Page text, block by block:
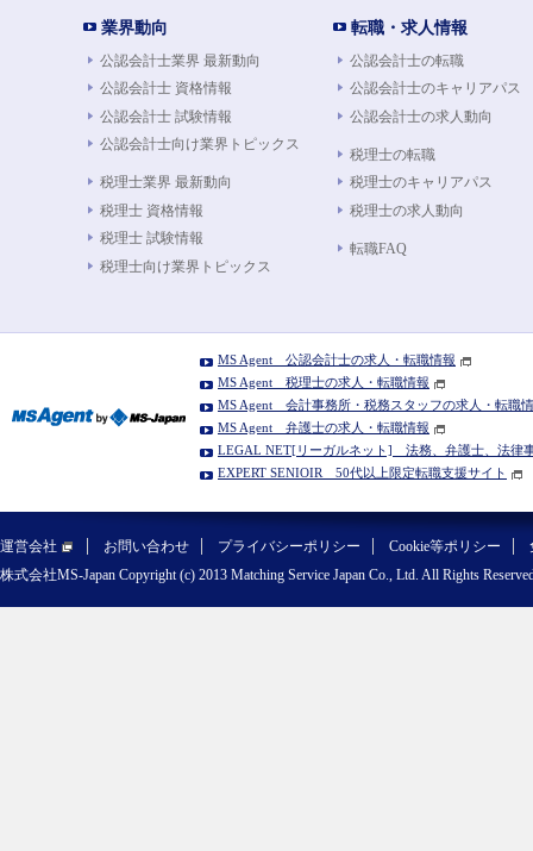
業界動向
公認会計士業界 最新動向
公認会計士 資格情報
公認会計士 試験情報
公認会計士向け業界トピックス
税理士業界 最新動向
税理士 資格情報
税理士 試験情報
税理士向け業界トピックス
転職・求人情報
公認会計士の転職
公認会計士のキャリアパス
公認会計士の求人動向
税理士の転職
税理士のキャリアパス
税理士の求人動向
転職FAQ
MS Agent 公認会計士の求人・転職情報
MS Agent 税理士の求人・転職情報
MS Agent 会計事務所・税務スタッフの求人・転職
MS Agent 弁護士の求人・転職情報
LEGAL NET[リーガルネット] 法務、弁護士、法律
EXPERT SENIOIR 50代以上限定転職支援サイト
運営会社 お問い合わせ プライバシーポリシー Cookie等ポリシー
株式会社MS-Japan Copyright (c) 2013 Matching Service Japan Co., Ltd. All Rights